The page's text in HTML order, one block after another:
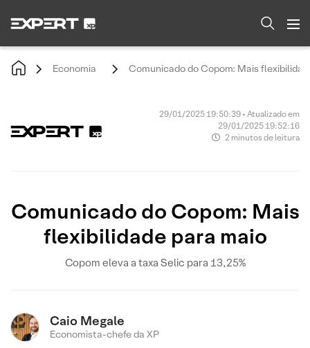
Economia Comunicado do Copom: Mais
29/01/2025 19:50:39 • Atualizado em
29/01/2025 19:52:16
2 minutos de leitura
Comunicado do Copom: Mais
flexibilidade para maio
Copom eleva a taxa Selic para 13,25%
Caio Megale
Economista-chefe da XP